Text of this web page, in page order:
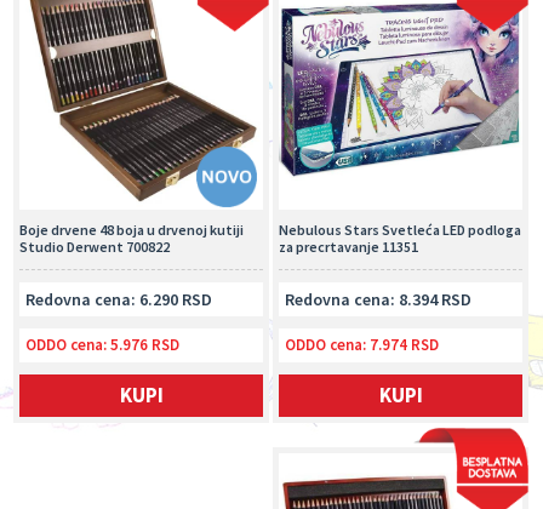
Nebulous Stars Svetleća LED podloga
za precrtavanje 11351
Redovna cena: 8.394 RSD
ODDO cena: 7.974 RSD
KUPI
Boje drvene 48 boja u drvenoj kutiji
Studio Derwent 700822
Redovna cena: 6.290 RSD
ODDO cena:5.976 RSD
KUPI